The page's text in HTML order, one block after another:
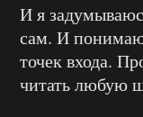
И я
сам. И
точек входа.
читать любую